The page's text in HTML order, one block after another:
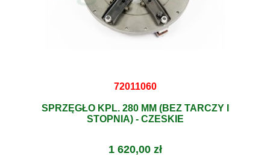
72011060
SPRZĘGŁO KPL. 280 MM (BEZ TARCZY I
STOPNIA) - CZESKIE
1 620,00 zł